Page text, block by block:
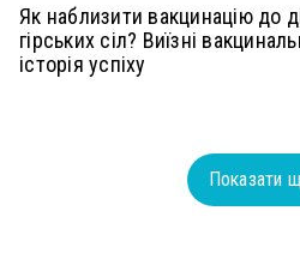
Як наблизити вакцинацію до
гірських сіл? Виїзні
історія успіху
Показати